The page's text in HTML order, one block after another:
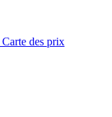
Carte des prix